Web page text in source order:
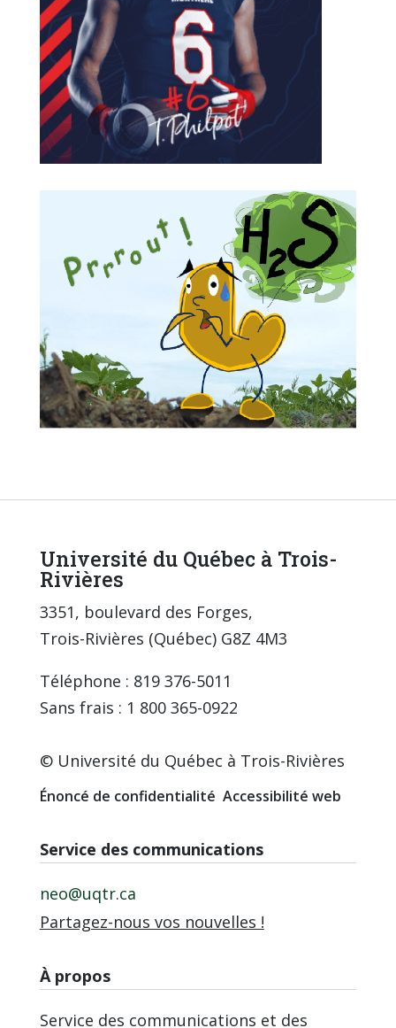
Université du Québec à Trois-
Rivières
3351, boulevard des Forges,
Trois-Rivières (Québec) G8Z 4M3
Téléphone : 819 376-5011
Sans frais : 1 800 365-0922
© Université du Québec à Trois-Rivières
Énoncé de confidentialité Accessibilité web
Service des communications
neo@uqtr.ca
Partagez-nous vos nouvelles !
À propos
Service des communications et des